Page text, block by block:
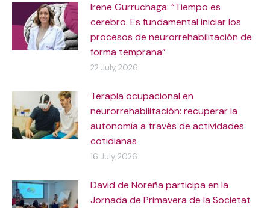
Irene Gurruchaga: “Tiempo es
cerebro. Es fundamental iniciar los
procesos de neurorrehabilitación de
forma temprana”
22 July, 2026
Terapia ocupacional en
neurorrehabilitación: recuperar la
autonomía a través de actividades
cotidianas
16 July, 2026
David de Noreña participa en la
Jornada de Primavera de la Societat